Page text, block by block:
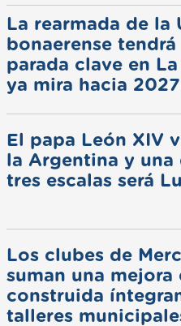
La rearmada de la
bonaerense tendrá
parada clave en
ya mira hacia 2027
El papa León XIV
la Argentina y una
tres escalas será
Los clubes de
suman una mejora
construida
talleres